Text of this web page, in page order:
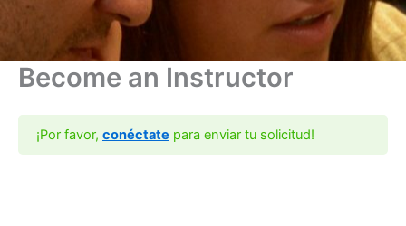
Become an Instructor
¡Por favor, conéctate para enviar tu solicitud!